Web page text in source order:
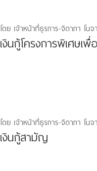
โดย เจ้าหน้าที่ธุรการ-จิดาภา โน
เงินกู้โครงการพิเศษเ
โดย เจ้าหน้าที่ธุรการ-จิดาภา โน
เงินกู้สามัญ